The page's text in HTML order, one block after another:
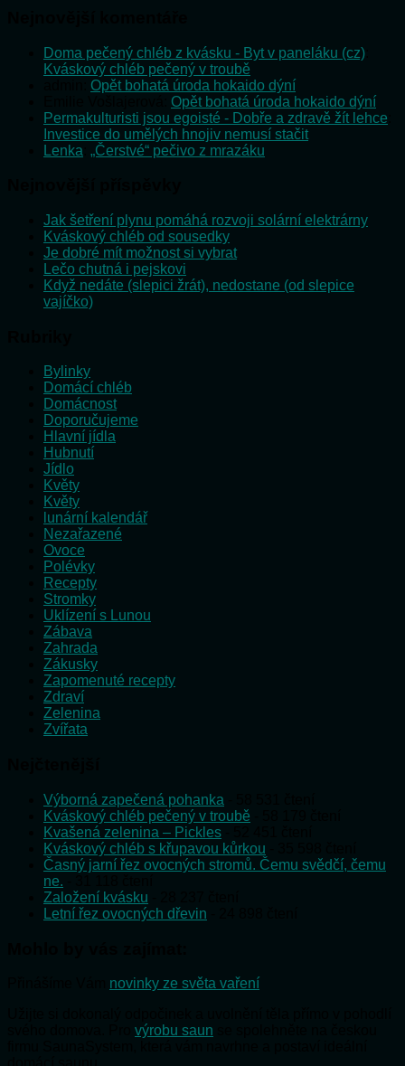
Doma pečený chléb z kvásku - Byt v paneláku (cz)
Kváskový chléb pečený v troubě
Opět bohatá úroda hokaido dýní
Opět bohatá úroda hokaido dýní
Permakulturisti jsou egoisté - Dobře a zdravě žít lehce
Investice do umělých hnojiv nemusí stačit
Lenka „Čerstvé“ pečivo z mrazáku
Jak šetření plynu pomáhá rozvoji solární elektrárny
Kváskový chléb od sousedky
Je dobré mít možnost si vybrat
Lečo chutná i pejskovi
Když nedáte (slepici žrát), nedostane (od slepice
vajíčko)
Bylinky
Domácí chléb
Domácnost
Doporučujeme
Hlavní jídla
Hubnutí
Jídlo
Květy
Květy
lunární kalendář
Nezařazené
Ovoce
Polévky
Recepty
Stromky
Uklízení s Lunou
Zábava
Zahrada
Zákusky
Zapomenuté recepty
Zdraví
Zelenina
Zvířata
Výborná zapečená pohanka
Kváskový chléb pečený v troubě
Kvašená zelenina – Pickles
Kváskový chléb s křupavou kůrkou
Časný jarní řez ovocných stromů. Čemu svědčí, čemu
ne.
Založení kvásku
Letní řez ovocných dřevin
novinky ze světa vaření
výrobu saun